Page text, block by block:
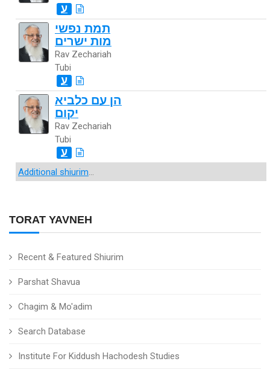
TORAT YAVNEH
Recent & Featured Shiurim
Parshat Shavua
Chagim & Mo'adim
Search Database
Institute For Kiddush Hachodesh Studies
ע
תמת נפשי
מות ישרים
Rav Zechariah
Tubi
ע
הן עם כלביא
יקום
Rav Zechariah
Tubi
ע
Additional shiurim...